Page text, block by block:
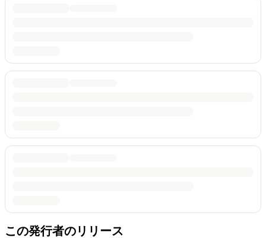
この発行者のリリース